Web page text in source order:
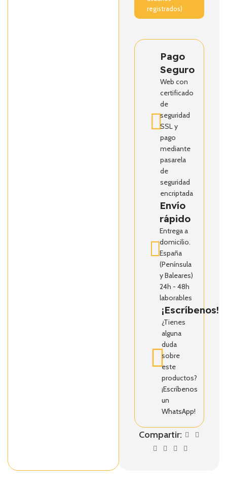
registrados)
Pago
Seguro
Web con
certificado
de
seguridad
SSL y
pago
mediante
pasarela
de
seguridad
encriptada
Envío
rápido
Entrega a
domicilio.
España
(Península
y Baleares)
24h - 48h
laborables
¡Escríbenos!
¿Tienes
alguna
duda
sobre
este
productos?
¡Escríbenos
un
WhatsApp!
Compartir: